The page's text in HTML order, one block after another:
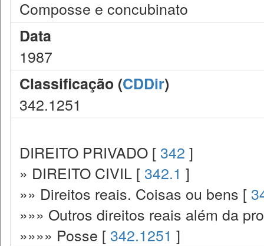
Composse e concubinato
Data
1987
Classificação (CDDir)
342.1251
DIREITO PRIVADO [ 342 ]
» DIREITO CIVIL [ 342.1 ]
»» Direitos reais. Coisas ou bens [
»»» Outros direitos reais além da
»»»» Posse [ 342.1251 ]